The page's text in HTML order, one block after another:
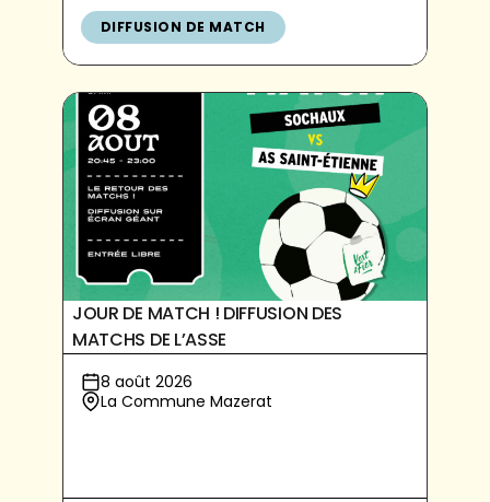
DIFFUSION DE MATCH
JOUR DE MATCH ! DIFFUSION DES
MATCHS DE L’ASSE
8 août 2026
La Commune Mazerat